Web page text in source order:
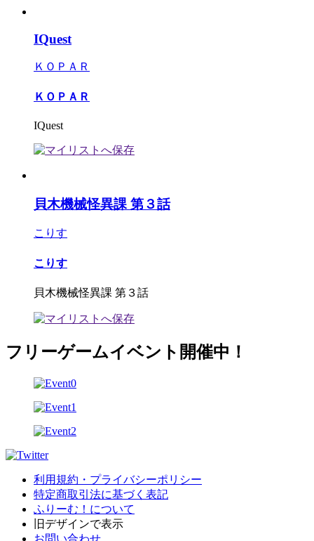
IQuest
ＫＯＰＡＲ
ＫＯＰＡＲ
IQuest
貝木機械怪異課 第３話
こりす
こりす
貝木機械怪異課 第３話
フリーゲームイベント開催中！
利用規約・プライバシーポリシー
特定商取引法に基づく表記
ふりーむ！について
旧デザインで表示
お問い合わせ